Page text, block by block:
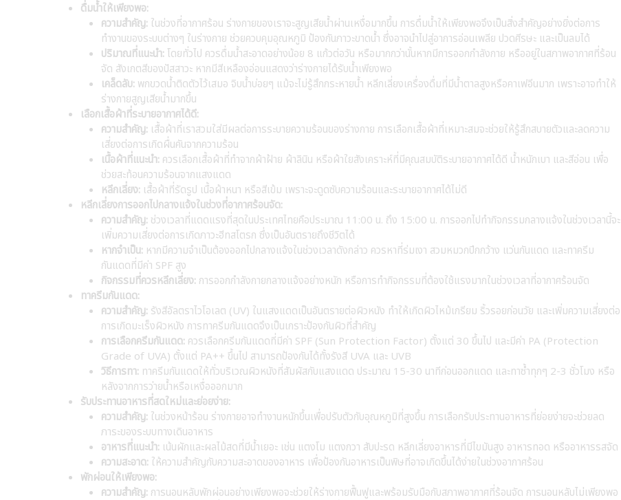
ดื่มน้ำให้เพียงพอ:
ความสำคัญ: ในช่วงที่อากาศร้อน ร่างกายของเราจะสูญเสียน้ำผ่านเหงื่อมากขึ้น การดื่มน้ำให้เพียงพอจึงเป็นสิ่งสำคัญอย่างยิ่งต่อการ
ทำงานของระบบต่างๆ ในร่างกาย ช่วยควบคุมอุณหภูมิ ป้องกันภาวะขาดน้ำ ซึ่งอาจนำไปสู่อาการอ่อนเพลีย ปวดศีรษะ และเป็นลมได้
ปริมาณที่แนะนำ: โดยทั่วไป ควรดื่มน้ำสะอาดอย่างน้อย 8 แก้วต่อวัน หรือมากกว่านั้นหากมีการออกกำลังกาย หรืออยู่ในสภาพอากาศที่ร้อน
จัด สังเกตสีของปัสสาวะ หากมีสีเหลืองอ่อนแสดงว่าร่างกายได้รับน้ำเพียงพอ
เคล็ดลับ: พกขวดน้ำติดตัวไว้เสมอ จิบน้ำบ่อยๆ แม้จะไม่รู้สึกกระหายน้ำ หลีกเลี่ยงเครื่องดื่มที่มีน้ำตาลสูงหรือคาเฟอีนมาก เพราะอาจทำให้
ร่างกายสูญเสียน้ำมากขึ้น
เลือกเสื้อผ้าที่ระบายอากาศได้ดี:
ความสำคัญ: เสื้อผ้าที่เราสวมใส่มีผลต่อการระบายความร้อนของร่างกาย การเลือกเสื้อผ้าที่เหมาะสมจะช่วยให้รู้สึกสบายตัวและลดความ
เสี่ยงต่อการเกิดผื่นคันจากความร้อน
เนื้อผ้าที่แนะนำ: ควรเลือกเสื้อผ้าที่ทำจากผ้าฝ้าย ผ้าลินิน หรือผ้าใยสังเคราะห์ที่มีคุณสมบัติระบายอากาศได้ดี น้ำหนักเบา และสีอ่อน เพื่อ
ช่วยสะท้อนความร้อนจากแสงแดด
หลีกเลี่ยง: เสื้อผ้าที่รัดรูป เนื้อผ้าหนา หรือสีเข้ม เพราะจะดูดซับความร้อนและระบายอากาศได้ไม่ดี
หลีกเลี่ยงการออกไปกลางแจ้งในช่วงที่อากาศร้อนจัด:
ความสำคัญ: ช่วงเวลาที่แดดแรงที่สุดในประเทศไทยคือประมาณ 11:00 น. ถึง 15:00 น. การออกไปทำกิจกรรมกลางแจ้งในช่วงเวลานี้จะ
เพิ่มความเสี่ยงต่อการเกิดภาวะฮีทสโตรก ซึ่งเป็นอันตรายถึงชีวิตได้
หากจำเป็น: หากมีความจำเป็นต้องออกไปกลางแจ้งในช่วงเวลาดังกล่าว ควรหาที่ร่มเงา สวมหมวกปีกกว้าง แว่นกันแดด และทาครีม
กันแดดที่มีค่า SPF สูง
กิจกรรมที่ควรหลีกเลี่ยง: การออกกำลังกายกลางแจ้งอย่างหนัก หรือการทำกิจกรรมที่ต้องใช้แรงมากในช่วงเวลาที่อากาศร้อนจัด
ทาครีมกันแดด:
ความสำคัญ: รังสีอัลตราไวโอเลต (UV) ในแสงแดดเป็นอันตรายต่อผิวหนัง ทำให้เกิดผิวไหม้เกรียม ริ้วรอยก่อนวัย และเพิ่มความเสี่ยงต่อ
การเกิดมะเร็งผิวหนัง การทาครีมกันแดดจึงเป็นเกราะป้องกันผิวที่สำคัญ
การเลือกครีมกันแดด: ควรเลือกครีมกันแดดที่มีค่า SPF (Sun Protection Factor) ตั้งแต่ 30 ขึ้นไป และมีค่า PA (Protection
Grade of UVA) ตั้งแต่ PA++ ขึ้นไป สามารถป้องกันได้ทั้งรังสี UVA และ UVB
วิธีการทา: ทาครีมกันแดดให้ทั่วบริเวณผิวหนังที่สัมผัสกับแสงแดด ประมาณ 15-30 นาทีก่อนออกแดด และทาซ้ำทุกๆ 2-3 ชั่วโมง หรือ
หลังจากการว่ายน้ำหรือเหงื่อออกมาก
รับประทานอาหารที่สดใหม่และย่อยง่าย:
ความสำคัญ: ในช่วงหน้าร้อน ร่างกายอาจทำงานหนักขึ้นเพื่อปรับตัวกับอุณหภูมิที่สูงขึ้น การเลือกรับประทานอาหารที่ย่อยง่ายจะช่วยลด
ภาระของระบบทางเดินอาหาร
อาหารที่แนะนำ: เน้นผักและผลไม้สดที่มีน้ำเยอะ เช่น แตงโม แตงกวา สับปะรด หลีกเลี่ยงอาหารที่มีไขมันสูง อาหารทอด หรืออาหารรสจัด
ความสะอาด: ให้ความสำคัญกับความสะอาดของอาหาร เพื่อป้องกันอาหารเป็นพิษที่อาจเกิดขึ้นได้ง่ายในช่วงอากาศร้อน
พักผ่อนให้เพียงพอ:
ความสำคัญ: การนอนหลับพักผ่อนอย่างเพียงพอจะช่วยให้ร่างกายฟื้นฟูและพร้อมรับมือกับสภาพอากาศที่ร้อนจัด การนอนหลับไม่เพียงพอ